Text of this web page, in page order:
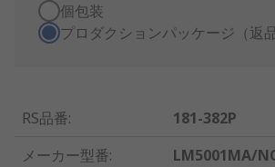
個包装
プロダクションパッケージ（返
RS品番:
181-382P
メーカー型番:
LM5001MA/